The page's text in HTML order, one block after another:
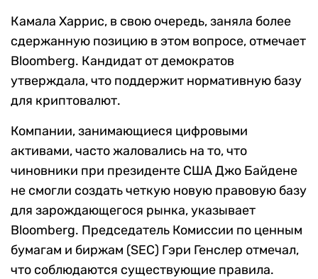
Камала Харрис, в свою очередь, заняла более
сдержанную позицию в этом вопросе, отмечает
Bloomberg. Кандидат от демократов
утверждала, что поддержит нормативную базу
для криптовалют.
Компании, занимающиеся цифровыми
активами, часто жаловались на то, что
чиновники при президенте США Джо Байдене
не смогли создать четкую новую правовую базу
для зарождающегося рынка, указывает
Bloomberg. Председатель Комиссии по ценным
бумагам и биржам (SEC) Гэри Генслер отмечал,
что соблюдаются существующие правила.